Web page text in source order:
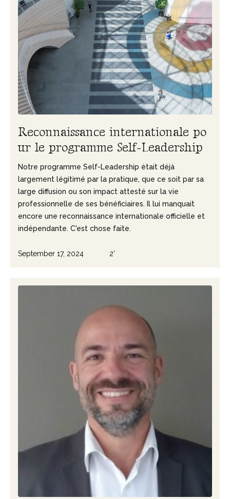
Reconnaissance internationale po
ur le programme Self-Leadership
Notre programme Self-Leadership était déjà
largement légitimé par la pratique, que ce soit par sa
large diffusion ou son impact attesté sur la vie
professionnelle de ses bénéficiaires. Il lui manquait
encore une reconnaissance internationale officielle et
indépendante. C'est chose faite.
September 17, 2024 2'